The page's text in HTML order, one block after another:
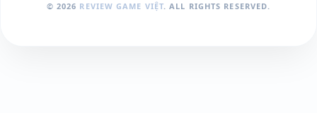
© 2026 REVIEW GAME VIỆT. ALL RIGHTS RESERVED.